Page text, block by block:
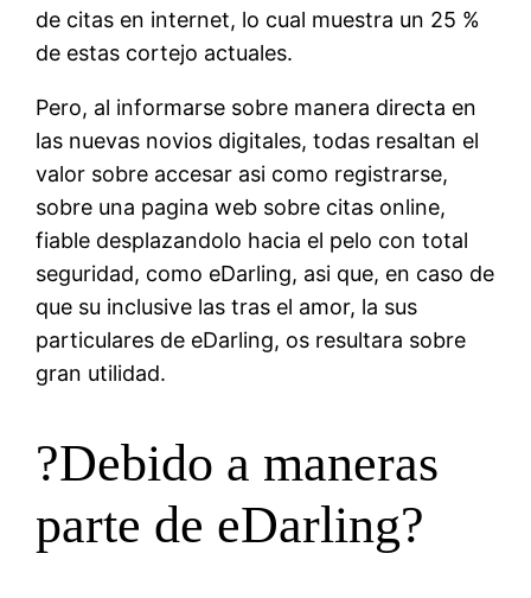
de citas en internet, lo cual muestra un 25 %
de estas cortejo actuales.
Pero, al informarse sobre manera directa en
las nuevas novios digitales, todas resaltan el
valor sobre accesar asi­ como registrarse,
sobre una pagina web sobre citas online,
fiable desplazandolo hacia el pelo con total
seguridad, como eDarling, asi que, en caso de
que su inclusive las tras el amor, la sus
particulares de eDarling, os resultara sobre
gran utilidad.
?Debido a maneras
parte de eDarling?